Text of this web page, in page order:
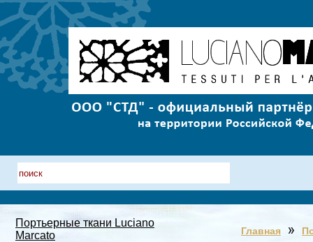
Портьерные ткани Luciano
Marcato
Главная